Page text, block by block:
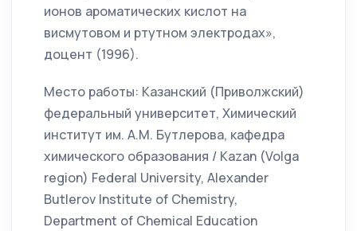
ионов ароматических кислот на
висмутовом и ртутном электродах»,
доцент (1996).
Место работы: Казанский (Приволжский)
федеральный университет, Химический
институт им. А.М. Бутлерова, кафедра
химического образования / Kazan (Volga
region) Federal University, Alexander
Butlerov Institute of Chemistry,
Department of Chemical Education